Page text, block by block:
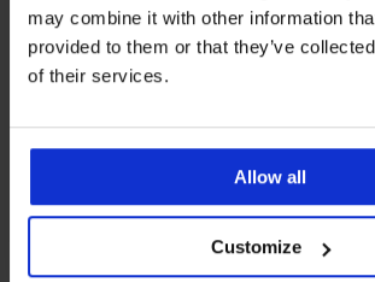
may combine it with other information
provided to them or that they’ve
of their services.
Allow all
Customize